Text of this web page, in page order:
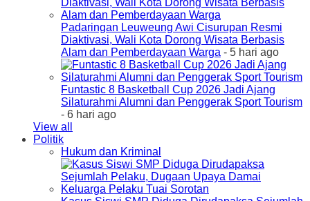
Padaringan Leuweung Awi Cisurupan Resmi
Diaktivasi, Wali Kota Dorong Wisata Berbasis
Alam dan Pemberdayaan Warga - 5 hari ago
Funtastic 8 Basketball Cup 2026 Jadi Ajang
Silaturahmi Alumni dan Penggerak Sport Tourism
- 6 hari ago
View all
Politik
Hukum dan Kriminal